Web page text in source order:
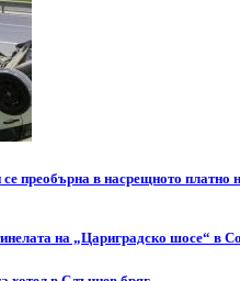
се преобърна в насрещното
на „Цариградско шосе“ в